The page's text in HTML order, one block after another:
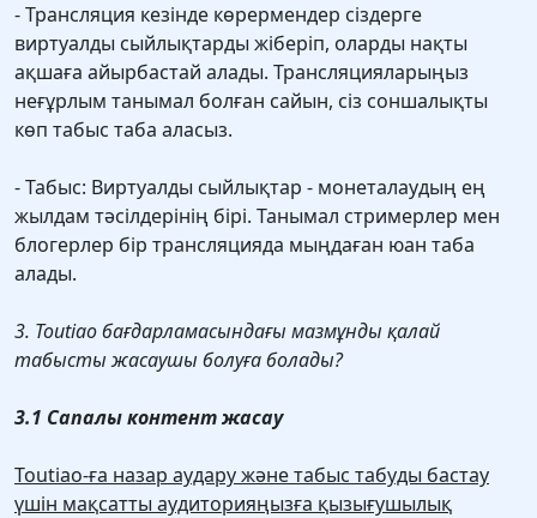
- Трансляция кезінде көрермендер сіздерге
виртуалды сыйлықтарды жіберіп, оларды нақты
ақшаға айырбастай алады. Трансляцияларыңыз
неғұрлым танымал болған сайын, сіз соншалықты
көп табыс таба аласыз.
- Табыс: Виртуалды сыйлықтар - монеталаудың ең
жылдам тәсілдерінің бірі. Танымал стримерлер мен
блогерлер бір трансляцияда мыңдаған юан таба
алады.
3. Toutiao бағдарламасындағы мазмұнды қалай
табысты жасаушы болуға болады?
3.1 Сапалы контент жасау
Toutiao-ға назар аудару және табыс табуды бастау
үшін мақсатты аудиторияңызға қызығушылық